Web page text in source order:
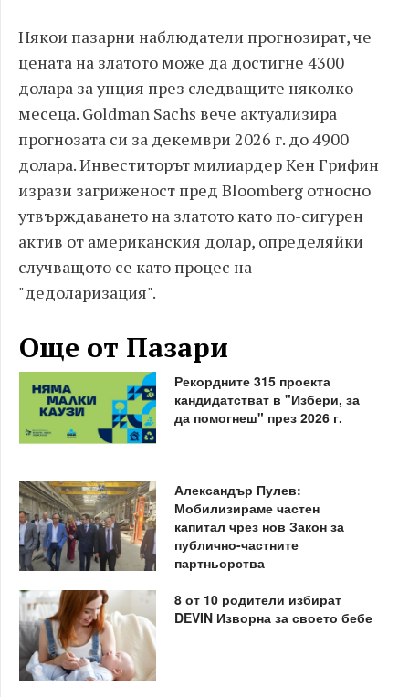
Някои пазарни наблюдатели прогнозират, че
цената на златото може да достигне 4300
долара за унция през следващите няколко
месеца. Goldman Sachs вече актуализира
прогнозата си за декември 2026 г. до 4900
долара. Инвеститорът милиардер Кен Грифин
изрази загриженост пред Bloomberg относно
утвърждаването на златото като по-сигурен
актив от американския долар, определяйки
случващото се като процес на
"дедоларизация".
Още от Пазари
Рекордните 315 проекта
кандидатстват в "Избери, за
да помогнеш" през 2026 г.
Александър Пулев:
Мобилизираме частен
капитал чрез нов Закон за
публично-частните
партньорства
8 от 10 родители избират
DEVIN Изворна за своето бебе